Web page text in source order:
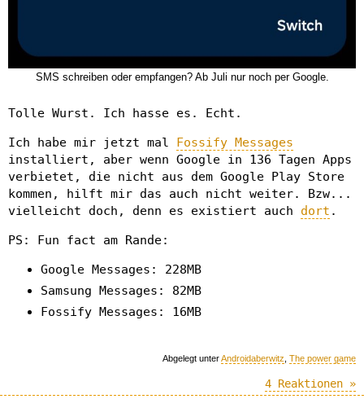
SMS schreiben oder empfangen? Ab Juli nur noch per Google.
Tolle Wurst. Ich hasse es. Echt.
Ich habe mir jetzt mal Fossify Messages
installiert, aber wenn Google in 136 Tagen Apps
verbietet, die nicht aus dem Google Play Store
kommen, hilft mir das auch nicht weiter. Bzw...
vielleicht doch, denn es existiert auch dort .
PS: Fun fact am Rande:
Google Messages: 228MB
Samsung Messages: 82MB
Fossify Messages: 16MB
Abgelegt unterAndroidaberwitz, The power game
4 Reaktionen »